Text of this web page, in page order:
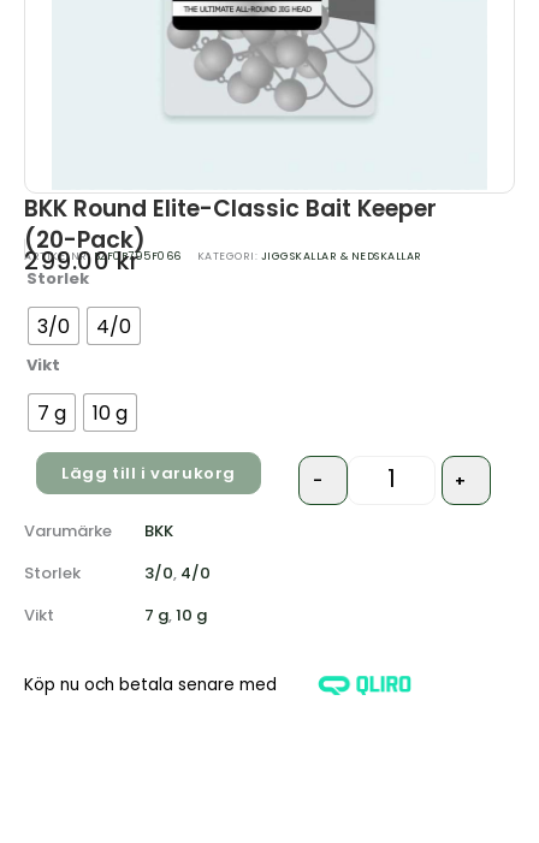
BKK Round Elite-Classic Bait Keeper
(20-Pack)
ARTIKELNR: B2F0B795F066 KATEGORI: JIGGSKALLAR & NEDSKALLAR
299.00kr
Storlek
3/0 4/0
Vikt
7 g 10 g
- +
Lägg till i varukorg
Varumärke
BKK
Storlek
3/0, 4/0
Vikt
7 g,10 g
Köp nu och betala senare med